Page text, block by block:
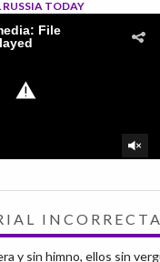
TODAY
INCORRECTA